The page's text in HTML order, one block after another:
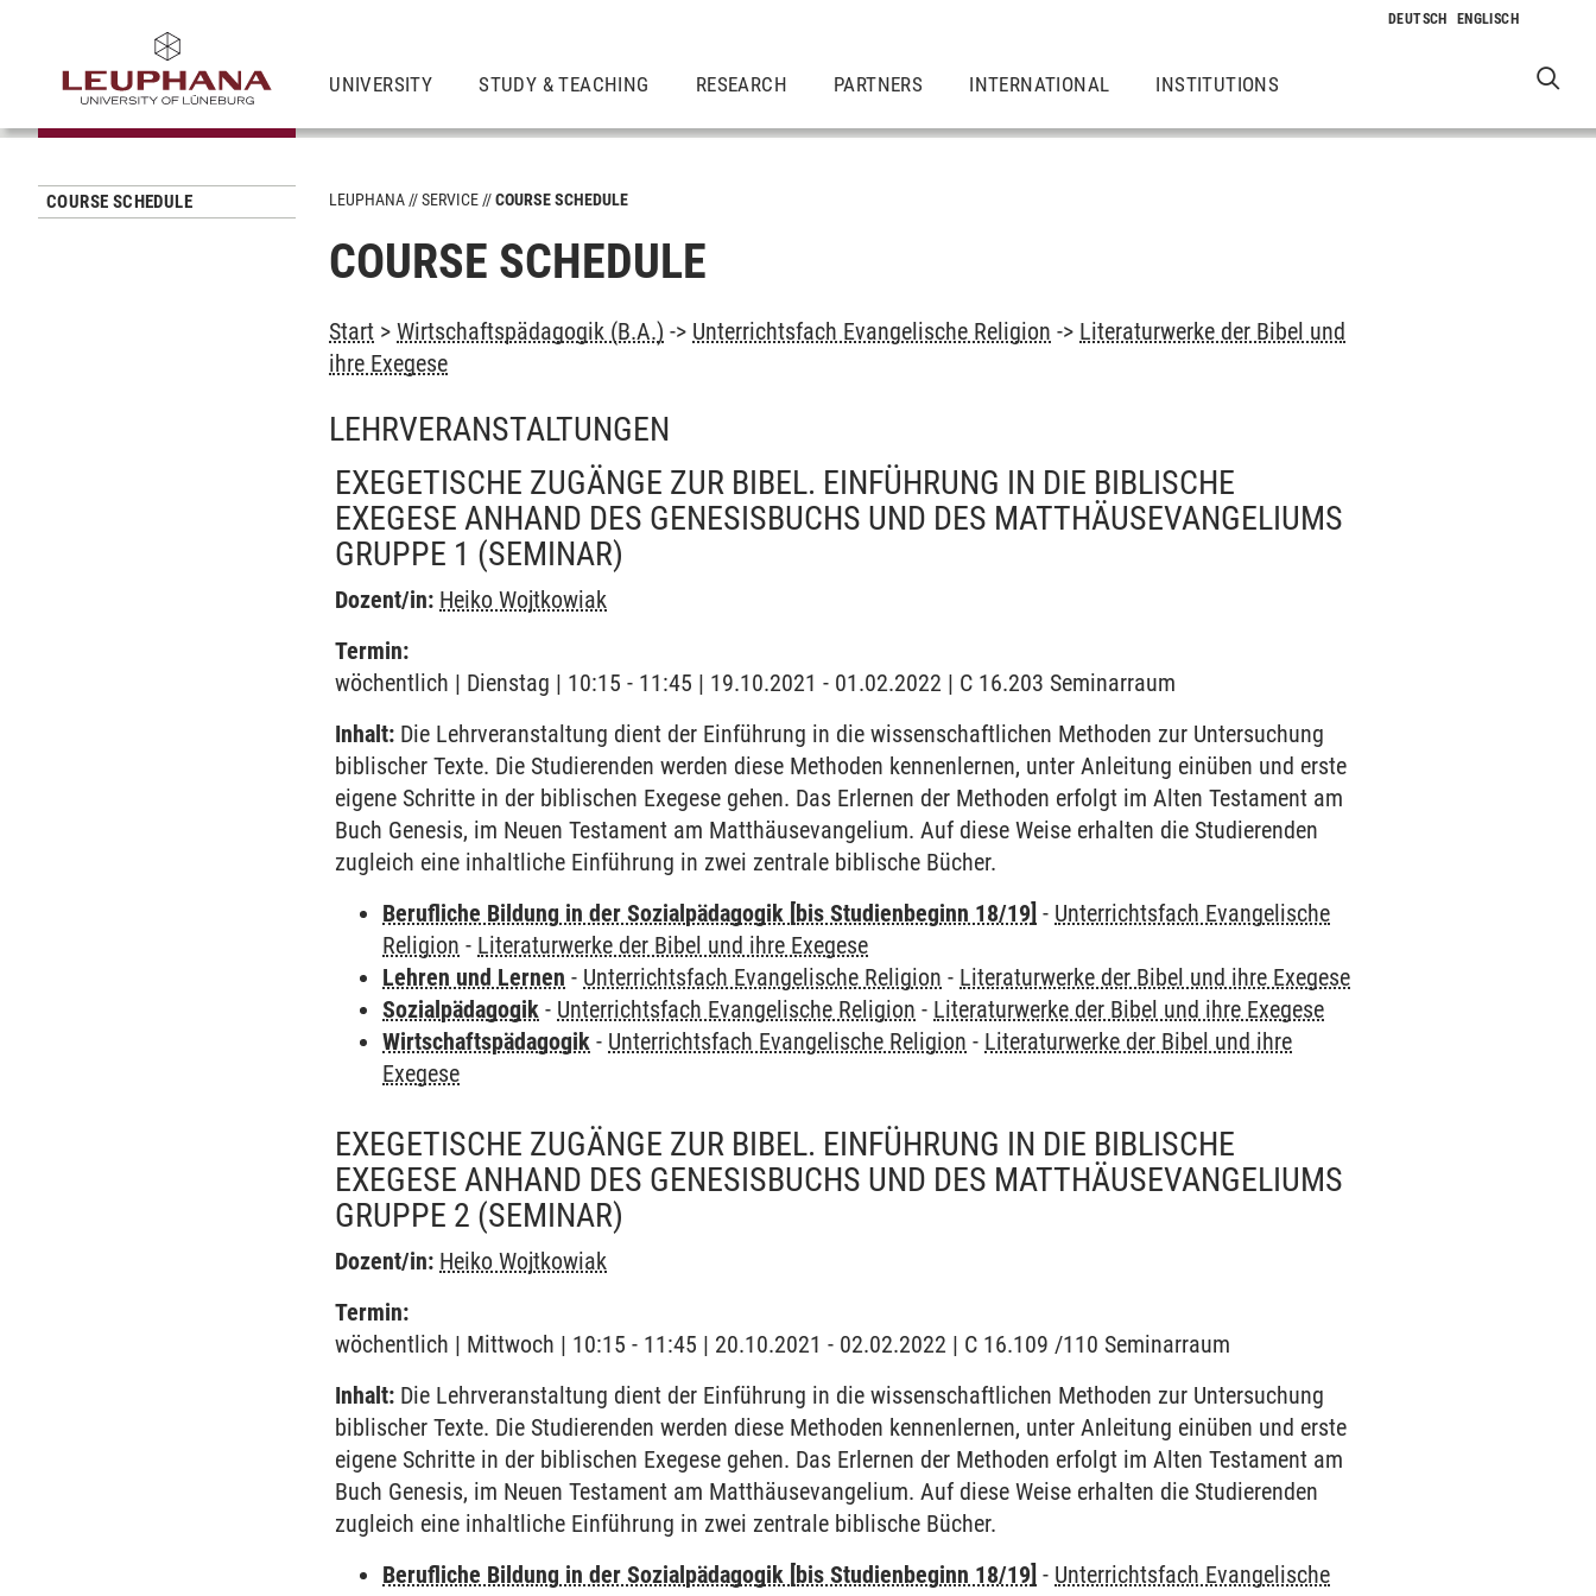
UNIVERSITY STUDY & TEACHING RESEARCH PARTNERS INTERNATIONAL INSTITUTIONS
COURSE SCHEDULE LEUPHANA SERVICE COURSE SCHEDULE
COURSE SCHEDULE
Start >Wirtschaftspädagogik (B.A.) -> Unterrichtsfach Evangelische Religion -> Literaturwerke der Bibel und
ihre Exegese
LEHRVERANSTALTUNGEN
EXEGETISCHE ZUGÄNGE ZUR BIBEL. EINFÜHRUNG IN DIE BIBLISCHE
EXEGESE ANHAND DES GENESISBUCHS UND DES MATTHÄUSEVANGELIUMS
GRUPPE 1 (SEMINAR)
Dozent/in: Heiko Wojtkowiak
Termin:
wöchentlich | Dienstag | 10:15 - 11:45 | 19.10.2021 - 01.02.2022 | C 16.203 Seminarraum
Inhalt: Die Lehrveranstaltung dient der Einführung in die wissenschaftlichen Methoden zur Untersuchung
biblischer Texte. Die Studierenden werden diese Methoden kennenlernen, unter Anleitung einüben und erste
eigene Schritte in der biblischen Exegese gehen. Das Erlernen der Methoden erfolgt im Alten Testament am
Buch Genesis, im Neuen Testament am Matthäusevangelium. Auf diese Weise erhalten die Studierenden
zugleich eine inhaltliche Einführung in zwei zentrale biblische Bücher.
Berufliche Bildung in der Sozialpädagogik [bis Studienbeginn 18/19] - Unterrichtsfach Evangelische
Religion - Literaturwerke der Bibel und ihre Exegese
Lehren und Lernen - Unterrichtsfach Evangelische Religion - Literaturwerke der Bibel und ihre Exegese
Sozialpädagogik - Unterrichtsfach Evangelische Religion - Literaturwerke der Bibel und ihre Exegese
Wirtschaftspädagogik - Unterrichtsfach Evangelische Religion - Literaturwerke der Bibel und ihre
Exegese
EXEGETISCHE ZUGÄNGE ZUR BIBEL. EINFÜHRUNG IN DIE BIBLISCHE
EXEGESE ANHAND DES GENESISBUCHS UND DES MATTHÄUSEVANGELIUMS
GRUPPE 2 (SEMINAR)
Dozent/in: Heiko Wojtkowiak
Termin:
wöchentlich | Mittwoch | 10:15 - 11:45 | 20.10.2021 - 02.02.2022 | C 16.109 /110 Seminarraum
Inhalt: Die Lehrveranstaltung dient der Einführung in die wissenschaftlichen Methoden zur Untersuchung
biblischer Texte. Die Studierenden werden diese Methoden kennenlernen, unter Anleitung einüben und erste
eigene Schritte in der biblischen Exegese gehen. Das Erlernen der Methoden erfolgt im Alten Testament am
Buch Genesis, im Neuen Testament am Matthäusevangelium. Auf diese Weise erhalten die Studierenden
zugleich eine inhaltliche Einführung in zwei zentrale biblische Bücher.
Berufliche Bildung in der Sozialpädagogik [bis Studienbeginn 18/19] - Unterrichtsfach Evangelische